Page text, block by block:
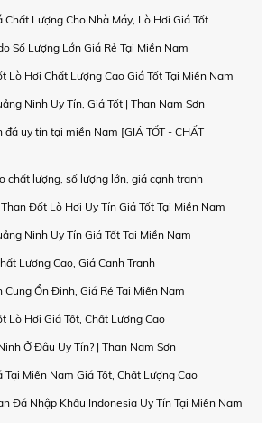
Chất Lượng Cho Nhà Máy, Lò Hơi Giá Tốt
Số Lượng Lớn Giá Rẻ Tại Miền Nam
Lò Hơi Chất Lượng Cao Giá Tốt Tại Miền Nam
Ninh Uy Tín, Giá Tốt | Than Nam Sơn
đá uy tín tại miền Nam [GIÁ TỐT - CHẤT
chất lượng, số lượng lớn, giá cạnh tranh
Đốt Lò Hơi Uy Tín Giá Tốt Tại Miền Nam
Ninh Uy Tín Giá Tốt Tại Miền Nam
Lượng Cao, Giá Cạnh Tranh
Cung Ổn Định, Giá Rẻ Tại Miền Nam
Lò Hơi Giá Tốt, Chất Lượng Cao
Ở Đâu Uy Tín? | Than Nam Sơn
Tại Miền Nam Giá Tốt, Chất Lượng Cao
Đá Nhập Khẩu Indonesia Uy Tín Tại Miền Nam